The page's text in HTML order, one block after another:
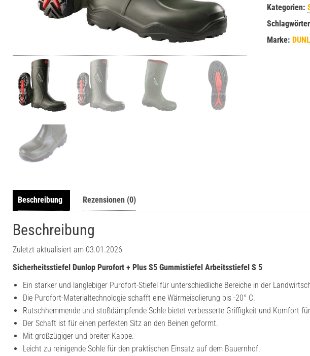
Kategorien:
Marke:
Beschreibung Rezensionen (0)
Beschreibung
Zuletzt aktualisiert am 03.01.2026
Sicherheitsstiefel Dunlop Purofort + Plus S5 Gummistiefel Arbeitsstiefel S 5
Ein starker und langlebiger Purofort-Stiefel für unterschiedliche Bereiche in der
Die Purofort-Materialtechnologie schafft eine Wärmeisolierung bis -20° C.
Rutschhemmende und stoßdämpfende Sohle bietet verbesserte Griffigkeit und Komfort
Der Schaft ist für einen perfekten Sitz an den Beinen geformt.
Mit großzügiger und breiter Kappe.
Leicht zu reinigende Sohle für den praktischen Einsatz auf dem Bauernhof.